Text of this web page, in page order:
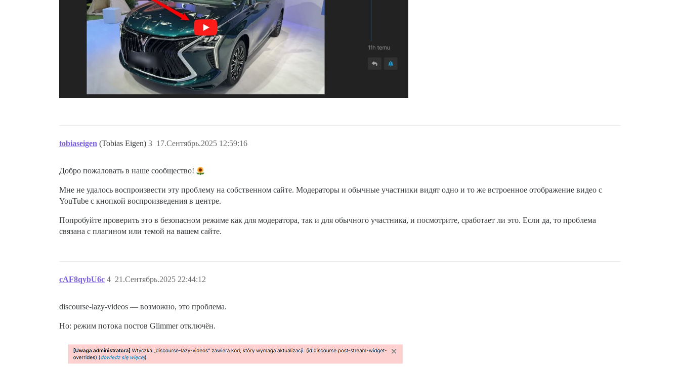
tobiaseigen (Tobias Eigen) 17.Сентябрь.2025 12:59:16
3
Добро пожаловать в наше сообщество!
Мне не удалось воспроизвести эту проблему на собственном сайте. Модераторы и обычные участники видят одно и то же встроенное отображение видео с
YouTube с кнопкой воспроизведения в центре.
Попробуйте проверить это в безопасном режиме как для модератора, так и для обычного участника, и посмотрите, сработает ли это. Если да, то проблема
связана с плагином или темой на вашем сайте.
cAF8qybU6c 21.Сентябрь.2025 22:44:12
4
discourse-lazy-videos — возможно, это проблема.
Но: режим потока постов Glimmer отключён.